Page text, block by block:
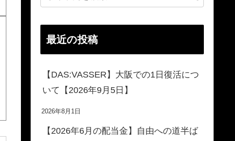
最近の投稿
【DAS:VASSER】大阪での1日復活につ
いて【2026年9月5日】
2026年8月1日
【2026年6月の配当金】自由への道半ば